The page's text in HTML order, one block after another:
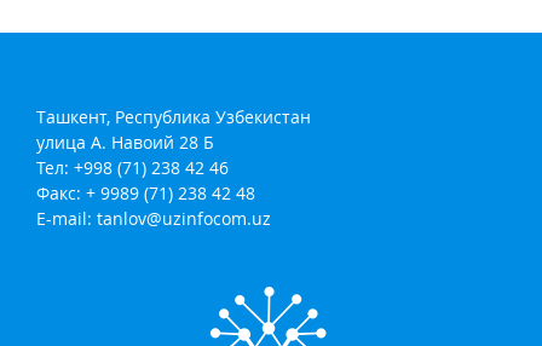
Ташкент, Республика Узбекистан
улица А. Навоий 28 Б
Тел: +998 (71) 238 42 46
Факс: + 9989 (71) 238 42 48
E-mail: tanlov@uzinfocom.uz